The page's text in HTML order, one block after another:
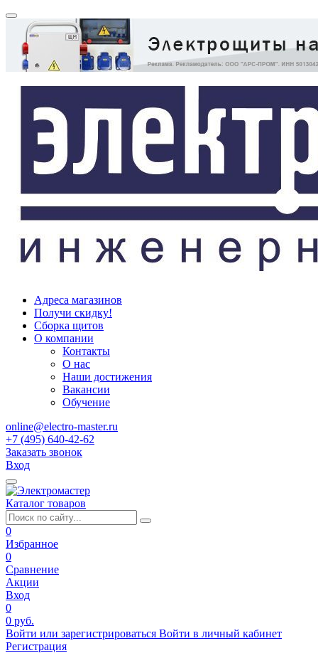
Адреса магазинов
Получи скидку!
Сборка щитов
О компании
Контакты
О нас
Наши достижения
Вакансии
Обучение
online@electro-master.ru
+7 (495) 640-42-62
Заказать звонок
Вход
Каталог товаров
0
Избранное
0
Сравнение
Акции
Вход
0
0 руб.
Войти или зарегистрироваться Войти в личный кабинет
Регистрация